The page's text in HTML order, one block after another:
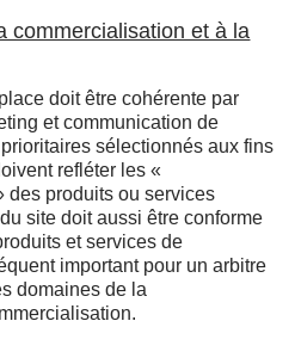
commercialisation et à la
doit être cohérente par
et communication de
prioritaires sélectionnés aux fins
refléter les «
des produits ou services
site doit aussi être conforme
et services de
important pour un arbitre
domaines de la